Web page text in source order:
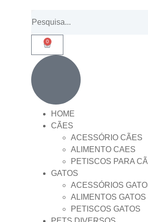
0
HOME
CÃES
ACESSÓRIO CÃES
ALIMENTO CAES
PETISCOS PARA
GATOS
ACESSÓRIOS
ALIMENTOS GATOS
PETISCOS GATOS